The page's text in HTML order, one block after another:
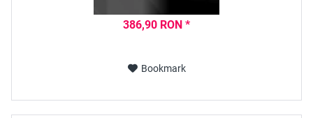
386,90 RON *
Bookmark